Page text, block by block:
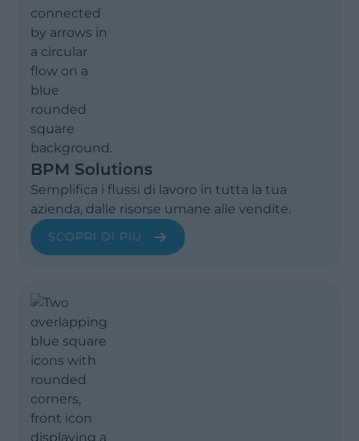
BPM Solutions
Semplifica i flussi di lavoro in tutta la tua
azienda, dalle risorse umane alle vendite.
SCOPRI DI PIÙ